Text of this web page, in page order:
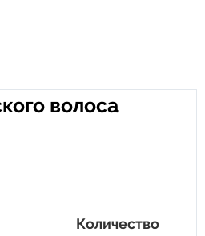
волоса
Количество